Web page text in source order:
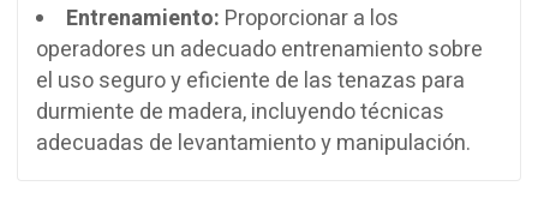
Entrenamiento: Proporcionar a los
operadores un adecuado entrenamiento sobre
el uso seguro y eficiente de las tenazas para
durmiente de madera, incluyendo técnicas
adecuadas de levantamiento y manipulación.